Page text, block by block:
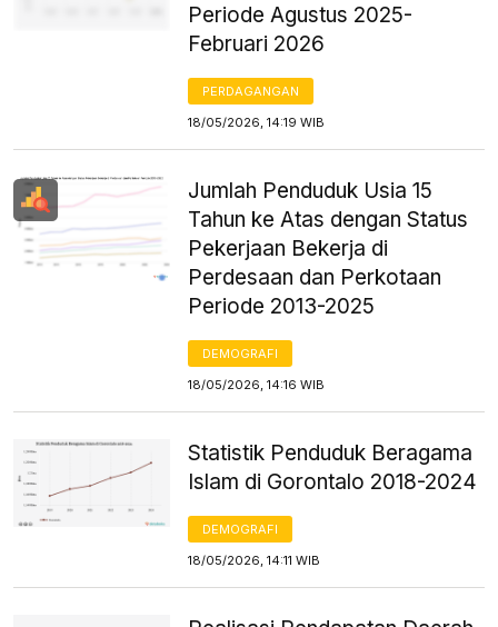
Periode Agustus 2025-
Februari 2026
PERDAGANGAN
18/05/2026, 14:19 WIB
Jumlah Penduduk Usia 15
Tahun ke Atas dengan Status
Pekerjaan Bekerja di
Perdesaan dan Perkotaan
Periode 2013-2025
DEMOGRAFI
18/05/2026, 14:16 WIB
Statistik Penduduk Beragama
Islam di Gorontalo 2018-2024
DEMOGRAFI
18/05/2026, 14:11 WIB